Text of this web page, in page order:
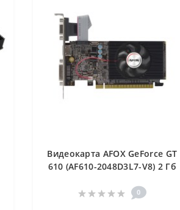
Видеокарта AFOX GeForce GT
610 (AF610-2048D3L7-V8) 2 Гб
0